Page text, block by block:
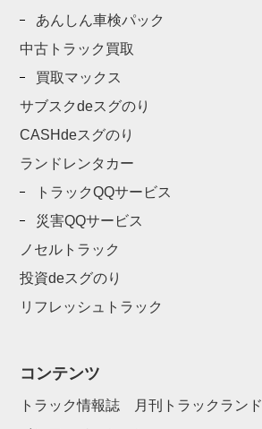
あんしん車検パック
中古トラック買取
買取マックス
サブスクdeスグのり
CASHdeスグのり
ランドレンタカー
トラックQQサービス
災害QQサービス
ノセルトラック
投資deスグのり
リフレッシュトラック
コンテンツ
トラック情報誌 月刊トラックランド